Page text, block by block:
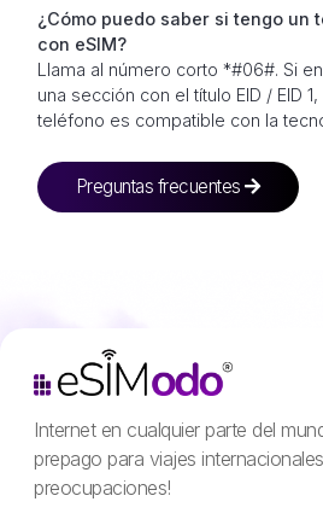
¿Cómo puedo saber si tengo un
con eSIM?
Llama al número corto *#06#. Si
una sección con el título EID / EID
teléfono es compatible con la
Preguntas frecuentes
Internet en cualquier parte del
prepago para viajes
preocupaciones!